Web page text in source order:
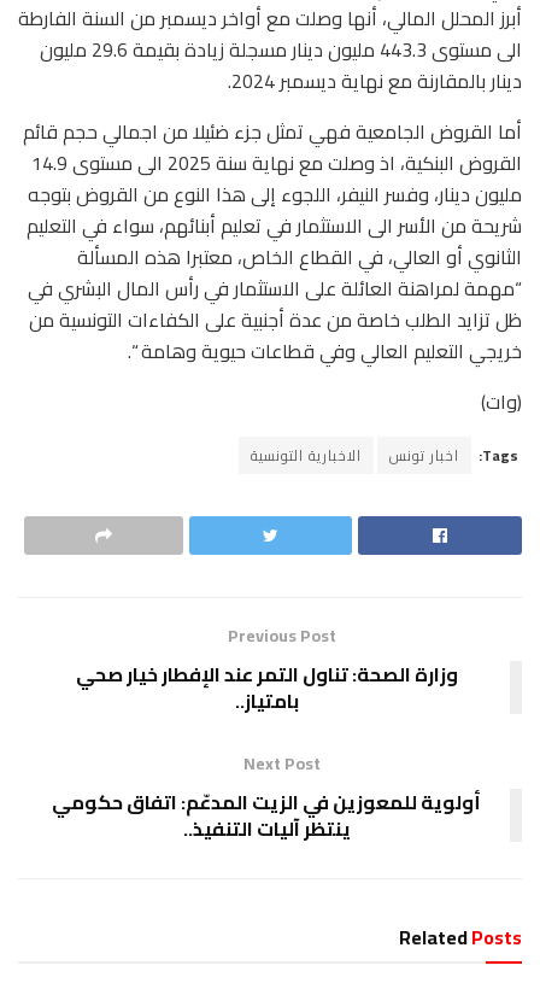
أبرز المحلل المالي، أنها وصلت مع أواخر ديسمبر من السنة الفارطة
الى مستوى 443.3 مليون دينار مسجلة زيادة بقيمة 29.6 مليون
دينار بالمقارنة مع نهاية ديسمبر 2024.
أما القروض الجامعية فهي تمثل جزء ضئيلا من اجمالي حجم قائم
القروض البنكية، اذ وصلت مع نهاية سنة 2025 الى مستوى 14.9
مليون دينار، وفسر النيفر، اللجوء إلى هذا النوع من القروض بتوجه
شريحة من الأسر الى الاستثمار في تعليم أبنائهم، سواء في التعليم
الثانوي أو العالي، في القطاع الخاص، معتبرا هذه المسألة
“مهمة لمراهنة العائلة على الاستثمار في رأس المال البشري في
ظل تزايد الطلب خاصة من عدة أجنبية على الكفاءات التونسية من
خريجي التعليم العالي وفي قطاعات حيوية وهامة “.
(وات)
Tags: اخبار تونس الاخبارية التونسية
Previous Post
وزارة الصحة: تناول التمر عند الإفطار خيار صحي
بامتياز..
Next Post
أولوية للمعوزين في الزيت المدعّم: اتفاق حكومي
ينتظر آليات التنفيذ..
RelatedPosts